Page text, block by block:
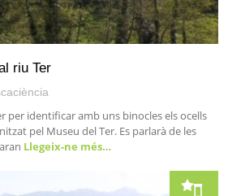
riu Ter
per identificar amb uns binocles els ocells
pel Museu del Ter. Es parlarà de les
Llegeix-ne més…